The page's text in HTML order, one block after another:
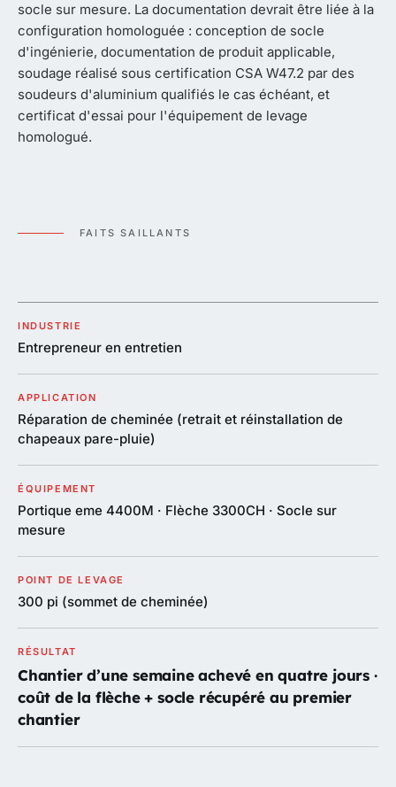
socle sur mesure. La documentation devrait être liée à la
configuration homologuée : conception de socle
d'ingénierie, documentation de produit applicable,
soudage réalisé sous certification CSA W47.2 par des
soudeurs d'aluminium qualifiés le cas échéant, et
certificat d'essai pour l'équipement de levage
homologué.
FAITS SAILLANTS
INDUSTRIE
Entrepreneur en entretien
APPLICATION
Réparation de cheminée (retrait et réinstallation de
chapeaux pare-pluie)
ÉQUIPEMENT
Portique eme 4400M · Flèche 3300CH · Socle sur
mesure
POINT DE LEVAGE
300 pi (sommet de cheminée)
RÉSULTAT
Chantier d’une semaine achevé en quatre jours ·
coût de la flèche + socle récupéré au premier
chantier